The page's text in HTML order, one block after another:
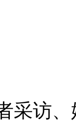
采访